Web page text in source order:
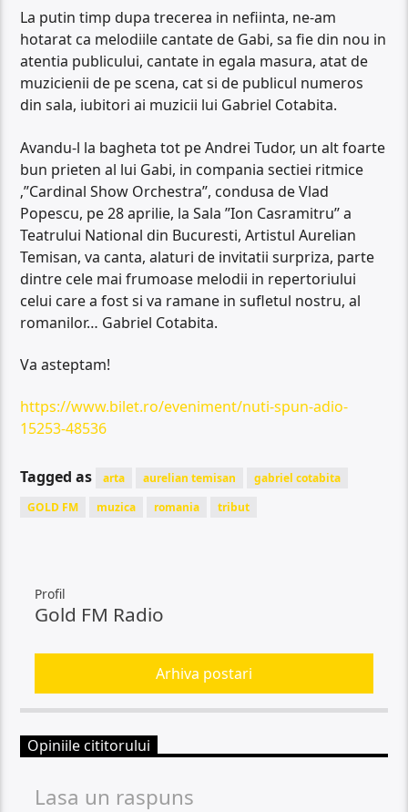
La putin timp dupa trecerea in nefiinta, ne-am
hotarat ca melodiile cantate de Gabi, sa fie din nou in
atentia publicului, cantate in egala masura, atat de
muzicienii de pe scena, cat si de publicul numeros
din sala, iubitori ai muzicii lui Gabriel Cotabita.
Avandu-l la bagheta tot pe Andrei Tudor, un alt foarte
bun prieten al lui Gabi, in compania sectiei ritmice
‚’’Cardinal Show Orchestra’’, condusa de Vlad
Popescu, pe 28 aprilie, la Sala ’’Ion Casramitru’’ a
Teatrului National din Bucuresti, Artistul Aurelian
Temisan, va canta, alaturi de invitatii surpriza, parte
dintre cele mai frumoase melodii in repertoriului
celui care a fost si va ramane in sufletul nostru, al
romanilor… Gabriel Cotabita.
Va asteptam!
https://www.bilet.ro/eveniment/nuti-spun-adio-
15253-48536
Tagged as arta aurelian temisan
gabriel cotabita
GOLD FM
muzica romania tribut
Profil
Gold FM Radio
Arhiva postari
Opiniile cititorului
Lasa un raspuns